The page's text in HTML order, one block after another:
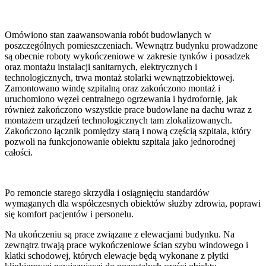
Omówiono stan zaawansowania robót budowlanych w
poszczególnych pomieszczeniach. Wewnątrz budynku prowadzone
są obecnie roboty wykończeniowe w zakresie tynków i posadzek
oraz montażu instalacji sanitarnych, elektrycznych i
technologicznych, trwa montaż stolarki wewnątrzobiektowej.
Zamontowano windę szpitalną oraz zakończono montaż i
uruchomiono węzeł centralnego ogrzewania i hydrofornię, jak
również zakończono wszystkie prace budowlane na dachu wraz z
montażem urządzeń technologicznych tam zlokalizowanych.
Zakończono łącznik pomiędzy starą i nową częścią szpitala, który
pozwoli na funkcjonowanie obiektu szpitala jako jednorodnej
całości.
Po remoncie starego skrzydła i osiągnięciu standardów
wymaganych dla współczesnych obiektów służby zdrowia, poprawi
się komfort pacjentów i personelu.
Na ukończeniu są prace związane z elewacjami budynku. Na
zewnątrz trwają prace wykończeniowe ścian szybu windowego i
klatki schodowej, których elewacje będą wykonane z płytki